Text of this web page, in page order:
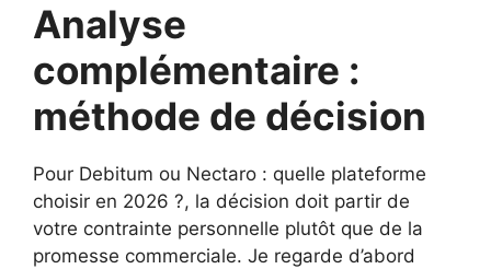
Analyse
complémentaire :
méthode de décision
Pour Debitum ou Nectaro : quelle plateforme
choisir en 2026 ?, la décision doit partir de
votre contrainte personnelle plutôt que de la
promesse commerciale. Je regarde d’abord